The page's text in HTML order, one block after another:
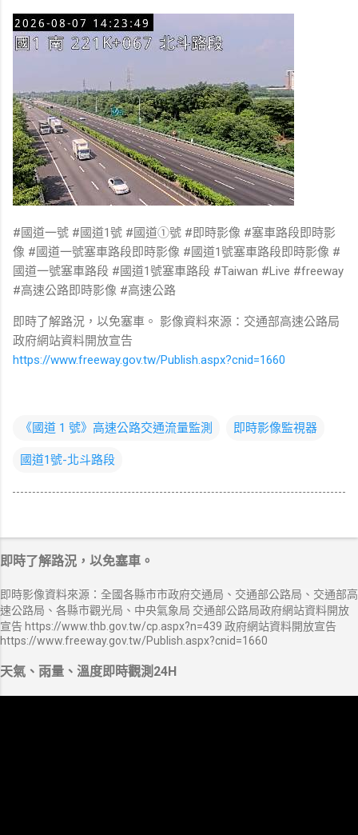
#國道一號 #國道1號 #國道①號 #即時影像 #塞車路段即時影
像 #國道一號塞車路段即時影像 #國道1號塞車路段即時影像 #
國道一號塞車路段 #國道1號塞車路段 #Taiwan #Live #freeway
#高速公路即時影像 #高速公路
即時了解路況，以免塞車。 影像資料來源：交通部高速公路局
政府網站資料開放宣告
https://www.freeway.gov.tw/Publish.aspx?cnid=1660
《國道 1 號》高速公路交通流量監測 即時影像監視器
國道1號-北斗路段
即時了解路況，以免塞車。
即時影像資料來源：全國各縣市市政府交通局、交通部公路局、交通部高
速公路局、各縣市觀光局、中央氣象局 交通部公路局政府網站資料開放
宣告 https://www.thb.gov.tw/cp.aspx?n=439 政府網站資料開放宣告
https://www.freeway.gov.tw/Publish.aspx?cnid=1660
天氣、雨量、溫度即時觀測24H